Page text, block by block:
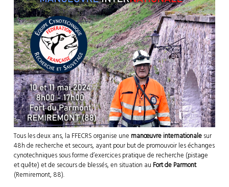
Tous les deux ans, la FFECRS organise une manœuvre internationalesur
48h de recherche et secours, ayant pour but de promouvoir les échanges
cynotechniques sous forme d’exercices pratique de recherche (pistage
et quête) et de secours de blessés, en situation au Fort de Parmont
(Remiremont, 88).